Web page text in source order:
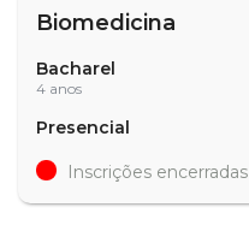
Biomedicina
Bacharel
4 anos
Presencial
Inscrições encerradas